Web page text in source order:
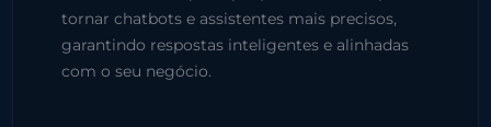
tornar chatbots e assistentes mais precisos,
garantindo respostas inteligentes e alinhadas
com o seu negócio.